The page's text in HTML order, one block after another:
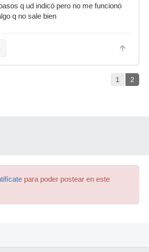
q ud indicó pero no me funcionó
q no sale bien
1 2
para poder postear en este